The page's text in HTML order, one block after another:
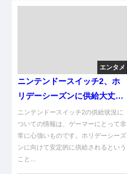
エンタメ
ニンテンドースイッチ2、ホ
リデーシーズンに供給大丈夫
なんか？ｗｗｗ
ニンテンドースイッチ2の供給状況に
ついての情報は、ゲーマーにとって非
常に心強いものです。ホリデーシーズ
ンに向けて安定的に供給されるという
こと...